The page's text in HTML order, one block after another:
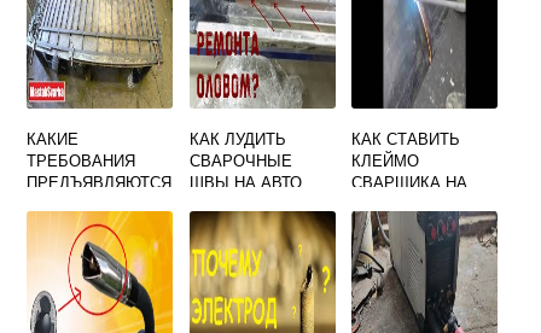
КАКИЕ
ТРЕБОВАНИЯ
ПРЕДЪЯВЛЯЮТСЯ
ПОВЕРХНОСТИ
СВАРОЧНОЙ
ПРОВОЛОКИ
ПЕРЕД СВАРКОЙ
КАК ЛУДИТЬ
СВАРОЧНЫЕ
ШВЫ НА АВТО
КАК СТАВИТЬ
КЛЕЙМО
СВАРЩИКА НА